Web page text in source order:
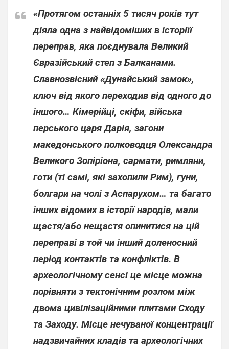
«Протягом останніх 5 тисяч років тут
діяла одна з найвідоміших в історіїї
переправ, яка поєднувала Великий
Євразійський степ з Балканами.
Славнозвісний «Дунайський замок»,
ключ від якого переходив від одного до
іншого… Кімерійці, скіфи, війська
перського царя Дарія, загони
македонського полководця Олександра
Великого Зопіріона, сармати, римляни,
готи (ті самі, які захопили Рим), гуни,
болгари на чолі з Аспарухом… та багато
інших відомих в історії народів, мали
щастя/або нещастя опинитися на цій
переправі в той чи інший доленосний
період контактів та конфліктів. В
археологічному сенсі це місце можна
порівняти з тектонічним розлом між
двома цивілізаційними плитами Сходу
та Заходу. Місце нечуваної концентрації
надзвичайних кладів та археологічних